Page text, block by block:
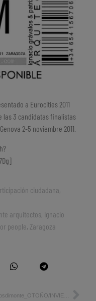
a Eurocities 2011
las 3 candidatas finalistas
2-5 noviembre 2011.
ciudadana,
arquitectos, Ignacio
people, Zaragoza